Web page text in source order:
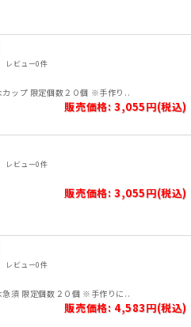
レビュー0件
カップ 限定個数２０個 ※手作り..
販売価格: 3,055円(税込)
レビュー0件
販売価格: 3,055円(税込)
レビュー0件
急須 限定個数２０個 ※手作りに..
販売価格: 4,583円(税込)